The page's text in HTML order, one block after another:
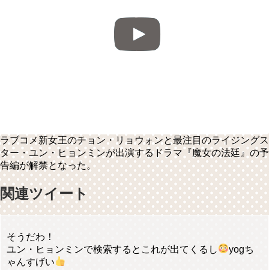
ラブコメ新女王のチョン・リョウォンと最注目のライジングス
ター・ユン・ヒョンミンが出演するドラマ『魔女の法廷』の予
告編が解禁となった。
関連ツイート
そうだわ！
ユン・ヒョンミンで検索するとこれが出てくるし
yogち
ゃんすげい